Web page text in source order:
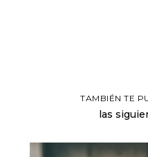
TAMBIÉN TE
las